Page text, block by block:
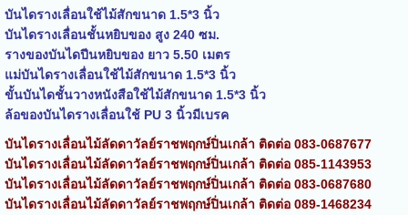
บันไดรางเลื่อนใช้ไม้สักขนาด 1.5*3 นิ้ว
บันไดรางเลื่อนชั้นหยิบของ สูง 240 ซม.
รางของบันไดปีนหยิบของ ยาว 5.50 เมตร
แม่บันไดรางเลื่อนใช้ไม้สักขนาด 1.5*3 นิ้ว
ขั้นบันไดชั้นวางหนังสือใช้ไม้สักขนาด 1.5*3 นิ้ว
ล้อของบันไดรางเลื่อนใช้ PU 3 นิ้วมีเบรค
บันไดรางเลื่อนไม้ลัดดาวัลย์ราชพฤกษ์ปิ่นเกล้า ติดต่อ 083-0687677
บันไดรางเลื่อนไม้ลัดดาวัลย์ราชพฤกษ์ปิ่นเกล้า ติดต่อ 085-1143953
บันไดรางเลื่อนไม้ลัดดาวัลย์ราชพฤกษ์ปิ่นเกล้า ติดต่อ 083-0687680
บันไดรางเลื่อนไม้ลัดดาวัลย์ราชพฤกษ์ปิ่นเกล้า ติดต่อ 089-1468234